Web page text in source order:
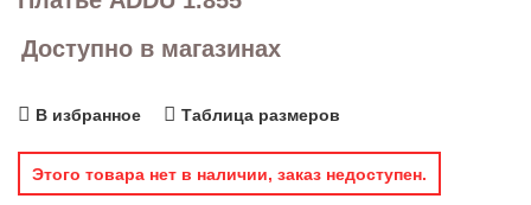
Доступно в магазинах
В избранное Таблица размеров
Этого товара нет в наличии, заказ недоступен.